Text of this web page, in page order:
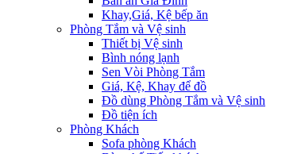
Khay,Giá, Kệ bếp ăn
Phòng Tắm và Vệ sinh
Thiết bị Vệ sinh
Bình nóng lạnh
Sen Vòi Phòng Tắm
Giá, Kệ, Khay để đồ
Đồ dùng Phòng Tắm và Vệ sinh
Đồ tiện ích
Phòng Khách
Sofa phòng Khách